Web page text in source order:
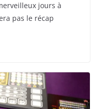
jours à
pas le récap